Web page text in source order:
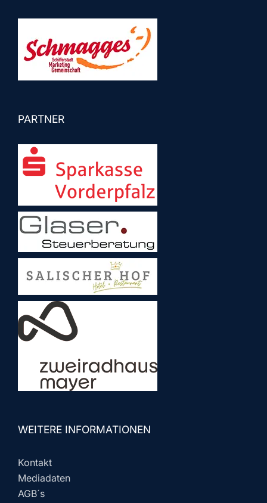
PARTNER
WEITERE INFORMATIONEN
Kontakt
Mediadaten
AGB´s